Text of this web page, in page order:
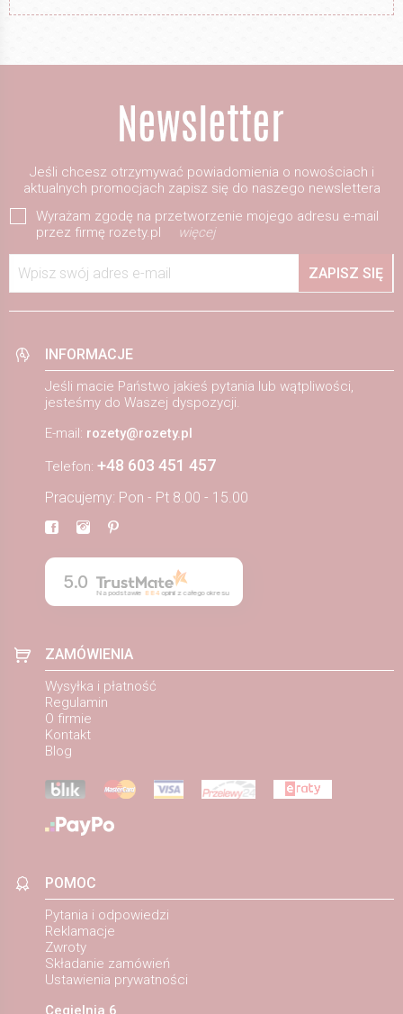
Jeśli chcesz otrzymywać powiadomienia o nowościach i
aktualnych promocjach zapisz się do naszego newslettera
Wyrażam zgodę na przetworzenie mojego adresu e-mail
przez firmę rozety.pl
więcej
Wpisz swój adres e-mail ZAPISZ SIĘ
INFORMACJE
Jeśli macie Państwo jakieś pytania lub wątpliwości,
jesteśmy do Waszej dyspozycji.
E-mail: rozety@rozety.pl
Telefon: +48 603 451 457
Pracujemy: Pon - Pt 8.00 - 15.00
5.0
Na podstawie 884opinii z całego okresu
ZAMÓWIENIA
Wysyłka i płatność
Regulamin
O firmie
Kontakt
Blog
POMOC
Pytania i odpowiedzi
Reklamacje
Zwroty
Składanie zamówień
Ustawienia prywatności
Cegielnia 6